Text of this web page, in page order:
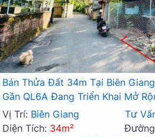
Bán Thửa Đất 34m Tại Biên
Gần QL6A Đang Triển Khai Mở
Vị Trí: Biên Giang Tư
Diện Tích: 34m²
Đường